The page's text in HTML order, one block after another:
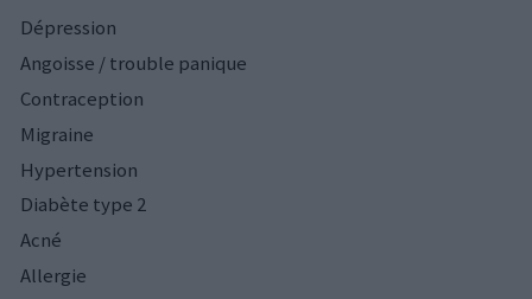
Dépression
Angoisse / trouble panique
Contraception
Migraine
Hypertension
Diabète type 2
Acné
Allergie